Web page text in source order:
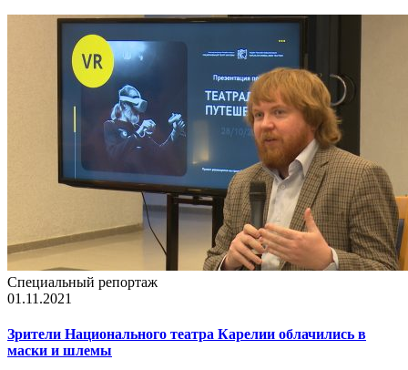
Специальный репортаж
01.11.2021
Зрители Национального театра Карелии облачились в
маски и шлемы